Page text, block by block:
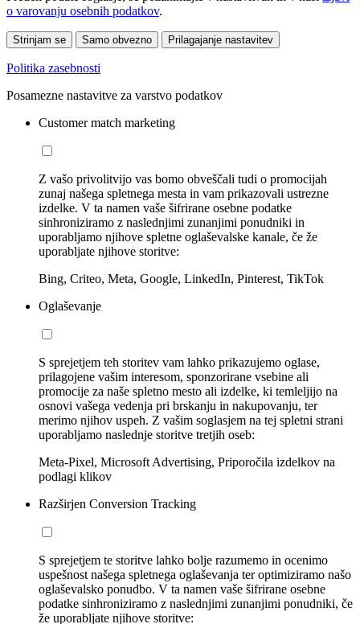
o varovanju osebnih podatkov.
Strinjam se Samo obvezno Prilagajanje nastavitev
Politika zasebnosti
Posamezne nastavitve za varstvo podatkov
Customer match marketing
Z vašo privolitvijo vas bomo obveščali tudi o promocijah
zunaj našega spletnega mesta in vam prikazovali ustrezne
izdelke. V ta namen vaše šifrirane osebne podatke
sinhroniziramo z naslednjimi zunanjimi ponudniki in
uporabljamo njihove spletne oglaševalske kanale, če že
uporabljate njihove storitve:
Bing, Criteo, Meta, Google, LinkedIn, Pinterest, TikTok
Oglaševanje
S sprejetjem teh storitev vam lahko prikazujemo oglase,
prilagojene vašim interesom, sponzorirane vsebine ali
promocije za naše spletno mesto ali izdelke, ki temleljijo na
osnovi vašega vedenja pri brskanju in nakupovanju, ter
merimo njihov uspeh. Z vašim soglasjem na tej spletni strani
uporabljamo naslednje storitve tretjih oseb:
Meta-Pixel, Microsoft Advertising, Priporočila izdelkov na
podlagi klikov
Razširjen Conversion Tracking
S sprejetjem te storitve lahko bolje razumemo in ocenimo
uspešnost našega spletnega oglaševanja ter optimiziramo našo
oglaševalsko ponudbo. V ta namen vaše šifrirane osebne
podatke sinhroniziramo z naslednjimi zunanjimi ponudniki, če
že uporabljate njihove storitve: